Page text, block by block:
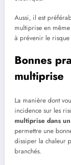
Aussi, il est
multiprise en
à prévenir le risque
Bonnes
multiprise
La manière dont
incidence sur les
multiprise dans
permettre une
dissiper la chaleur
branchés.